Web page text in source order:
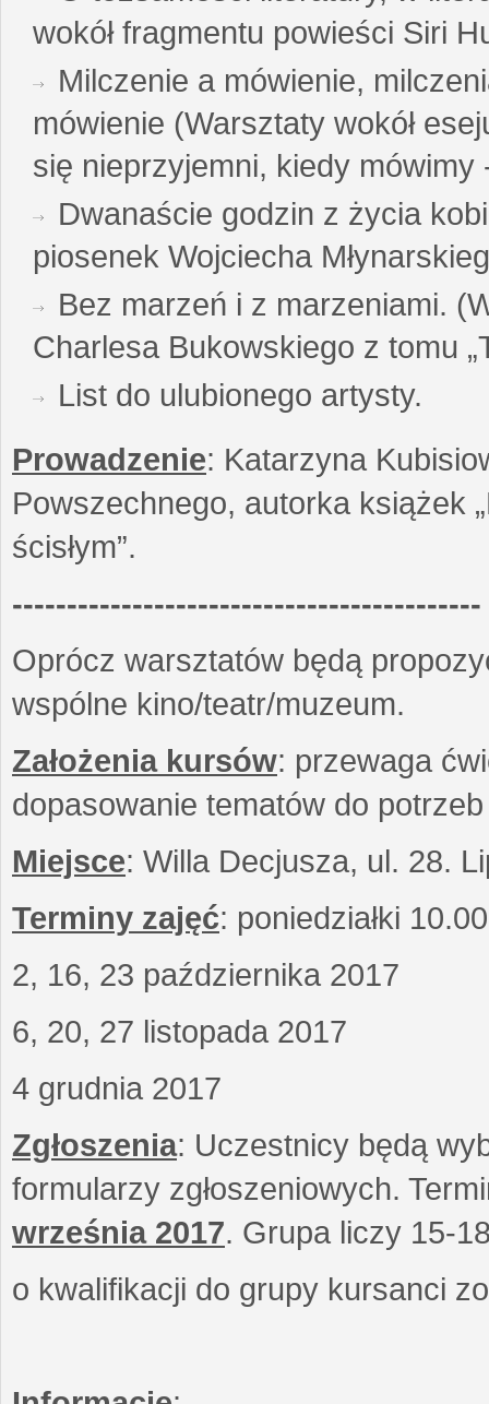
wokół fragmentu powieści Siri
Milczenie a mówienie,
mówienie (Warsztaty wokół
się nieprzyjemni, kiedy mówimy
Dwanaście godzin z życia
piosenek Wojciecha
Bez marzeń i z marzeniami.
Charlesa Bukowskiego z tomu
List do ulubionego artysty.
Prowadzenie: Katarzyna
Powszechnego, autorka książek
ścisłym”.
-------------------------------------------
Oprócz warsztatów będą
wspólne kino/teatr/muzeum.
Założenia kursów: przewaga
dopasowanie tematów do
Miejsce: Willa Decjusza, ul. 28.
Terminy zajęć: poniedziałki
2, 16, 23 października 2017
6, 20, 27 listopada 2017
4 grudnia 2017
Zgłoszenia: Uczestnicy będą
formularzy zgłoszeniowych.
września 2017. Grupa liczy 15-
o kwalifikacji do grupy kursanci